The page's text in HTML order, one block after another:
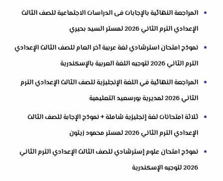
المراجعة النهائية بالإجابات فى الدراسات الاجتماعية للصف الثالث
الإعدادي الترم الثاني 2026 لمستر السيد بحيري
نموذج امتحان استرشادي لغة عربية آخر العام للصف الثالث الإعدادي
الترم الثاني 2026 لتوجيه اللغة العربية بالإسكندرية
المراجعة النهائية في اللغة الإنجليزية للصف الثالث الإعدادي الترم
الثاني 2026 لمديرية بورسعيد التعليمية
ثلاثة امتحانات لغة إنجليزية شاملة + نموذج الإجابة للصف الثالث
الإعدادي الترم الثاني 2026 لمستر محمود زيتون
نموذج امتحان علوم إسترشادي للصف الثالث الإعدادي الترم الثاني
2026 لتوجيه الإسكندرية